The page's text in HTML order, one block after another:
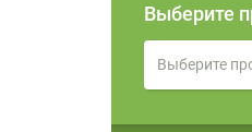
Выберите
Выберите